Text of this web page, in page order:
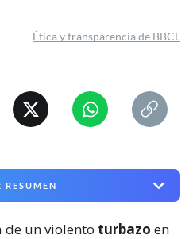
Ética y transparencia de BBCL
RESUMEN
de un violento turbazo en